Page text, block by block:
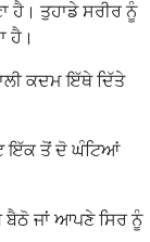
ਹੈ। ਤੁਹਾਡੇ ਸਰੀਰ ਨੂੰ
ਹੈ।
ਕਦਮ ਇੱਥੇ ਦਿੱਤੇ
ਇੱਕ ਤੋਂ ਦੋ ਘੰਟਿਆਂ
ਜਾਂ ਆਪਣੇ ਸਿਰ ਨੂੰ